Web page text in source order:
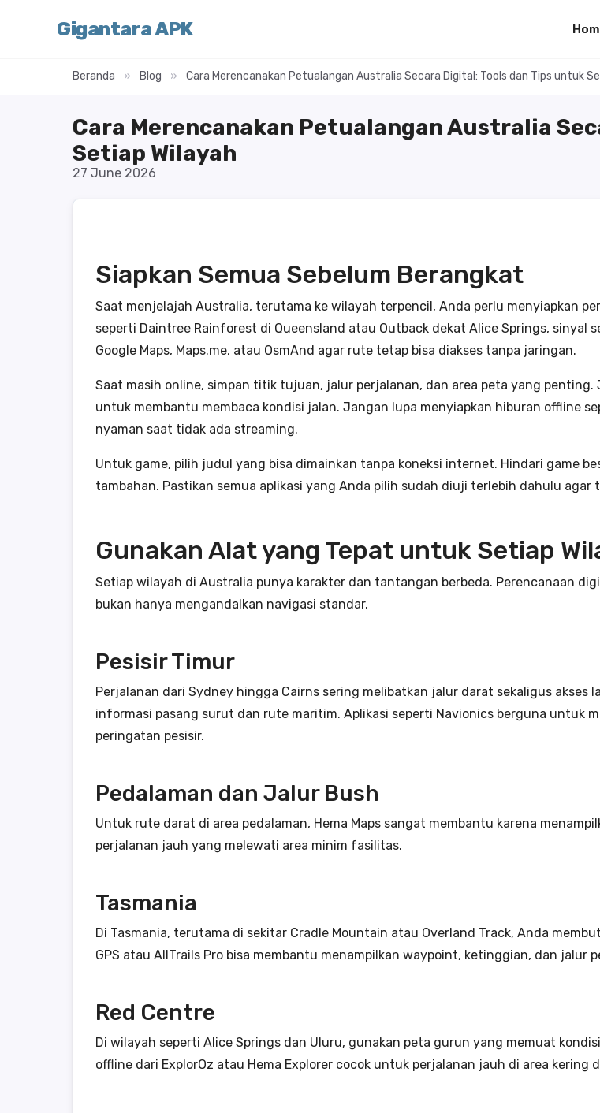
Gigantara APK
Beranda » Blog » Cara Merencanakan Petualangan Australia Secara Digital: Tools dan Tips untuk
Cara Merencanakan Petualangan Australia
Setiap Wilayah
27 June 2026
Siapkan Semua Sebelum Berangkat
Saat menjelajah Australia, terutama ke wilayah terpencil, Anda perlu menyiapkan
seperti Daintree Rainforest di Queensland atau Outback dekat Alice Springs, sinyal
Google Maps, Maps.me, atau OsmAnd agar rute tetap bisa diakses tanpa jaringan.
Saat masih online, simpan titik tujuan, jalur perjalanan, dan area peta yang
untuk membantu membaca kondisi jalan. Jangan lupa menyiapkan hiburan offline
nyaman saat tidak ada streaming.
Untuk game, pilih judul yang bisa dimainkan tanpa koneksi internet. Hindari game
tambahan. Pastikan semua aplikasi yang Anda pilih sudah diuji terlebih dahulu agar
Gunakan Alat yang Tepat untuk Setiap
Setiap wilayah di Australia punya karakter dan tantangan berbeda. Perencanaan
bukan hanya mengandalkan navigasi standar.
Pesisir Timur
Perjalanan dari Sydney hingga Cairns sering melibatkan jalur darat sekaligus
informasi pasang surut dan rute maritim. Aplikasi seperti Navionics berguna untuk
peringatan pesisir.
Pedalaman dan Jalur Bush
Untuk rute darat di area pedalaman, Hema Maps sangat membantu karena
perjalanan jauh yang melewati area minim fasilitas.
Tasmania
Di Tasmania, terutama di sekitar Cradle Mountain atau Overland Track, Anda
GPS atau AllTrails Pro bisa membantu menampilkan waypoint, ketinggian, dan jalur
Red Centre
Di wilayah seperti Alice Springs dan Uluru, gunakan peta gurun yang memuat
offline dari ExplorOz atau Hema Explorer cocok untuk perjalanan jauh di area kering